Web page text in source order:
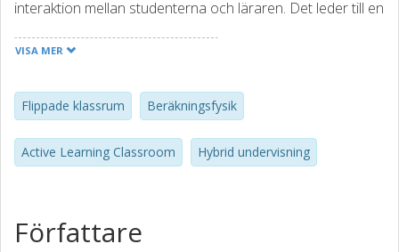
interaktion mellan studenterna och läraren. Det leder till en
och dess virtuella motsvarighet bidrar avsevärt till ett mer
VISA MER
Flippade klassrum Beräkningsfysik
Active Learning Classroom Hybrid undervisning
Författare